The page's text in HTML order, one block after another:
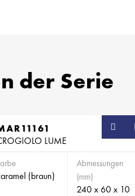
der Serie
LUME
(braun)
Abmessungen
(mm)
240 x 60 x 10